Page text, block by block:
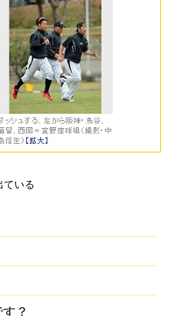
ている
？